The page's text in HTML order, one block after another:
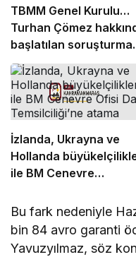
TBMM Genel Kurulu…
Turhan Çömez
başlatılan soruşturma
“kürsü
tartışmasına neden
İzlanda, Ukrayna ve
Hollanda
ile BM Cenevre
atama
Bu fark nedeniyle
bin 84 avro garanti
Yavuzyılmaz, söz